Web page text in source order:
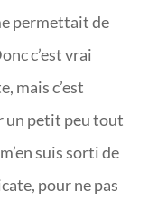
permettait de
c’est vrai
mais c’est
un petit peu tout
suis sorti de
pour ne pas